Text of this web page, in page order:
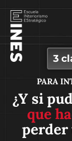
3
PARA
¿Y si
que
perder